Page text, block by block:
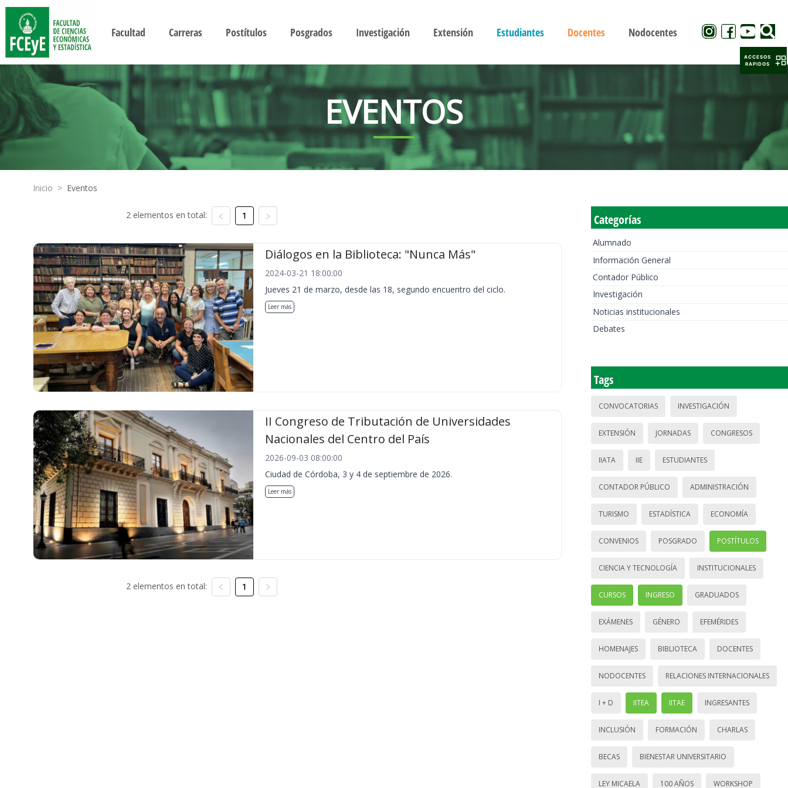
Facultad Carreras Postítulos Posgrados Investigación Extensión Estudiantes Docentes Nodocentes
EVENTOS
Inicio > Eventos
2 elementos en total: 1
Diálogos en la Biblioteca: "Nunca Más"
2024-03-21 18:00:00
Jueves 21 de marzo, desde las 18, segundo encuentro del ciclo.
Leer más
II Congreso de Tributación de Universidades
Nacionales del Centro del País
2026-09-03 08:00:00
Ciudad de Córdoba, 3 y 4 de septiembre de 2026.
Leer más
2 elementos en total: 1
Categorías
Alumnado
Información General
Contador Público
Investigación
Noticias institucionales
Debates
Tags
CONVOCATORIAS INVESTIGACIÓN
EXTENSIÓN JORNADAS CONGRESOS
IIATA IIE ESTUDIANTES
CONTADOR PÚBLICO ADMINISTRACIÓN
TURISMO ESTADÍSTICA ECONOMÍA
CONVENIOS POSGRADO POSTÍTULOS
CIENCIA Y TECNOLOGÍA INSTITUCIONALES
CURSOS INGRESO GRADUADOS
EXÁMENES GÉNERO EFEMÉRIDES
HOMENAJES BIBLIOTECA DOCENTES
NODOCENTES RELACIONES INTERNACIONALES
I + D IITEA IITAE INGRESANTES
INCLUSIÓN FORMACIÓN CHARLAS
BECAS BIENESTAR UNIVERSITARIO
LEY MICAELA 100 AÑOS WORKSHOP
ACCESOS
RAPIDOS